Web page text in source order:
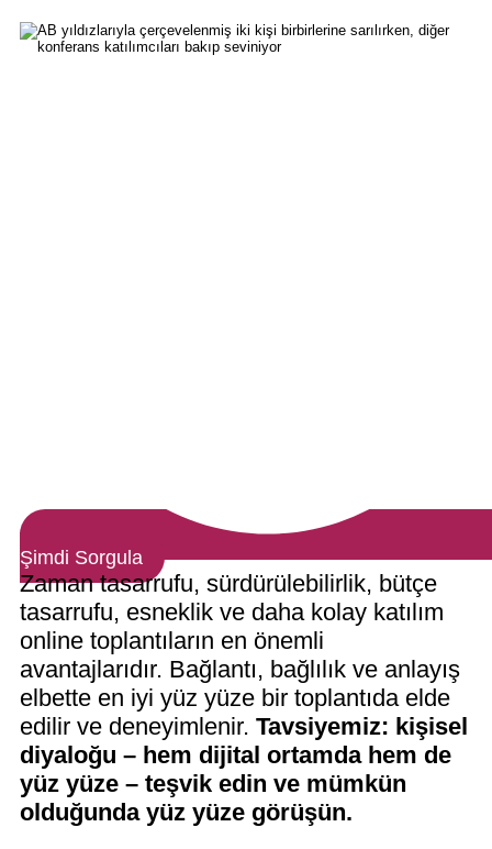
Şimdi Sorgula
Zaman tasarrufu, sürdürülebilirlik, bütçe
tasarrufu, esneklik ve daha kolay katılım
online toplantıların en önemli
avantajlarıdır. Bağlantı, bağlılık ve anlayış
elbette en iyi yüz yüze bir toplantıda elde
edilir ve deneyimlenir. Tavsiyemiz: kişisel
diyaloğu – hem dijital ortamda hem de
yüz yüze – teşvik edin ve mümkün
olduğunda yüz yüze görüşün.